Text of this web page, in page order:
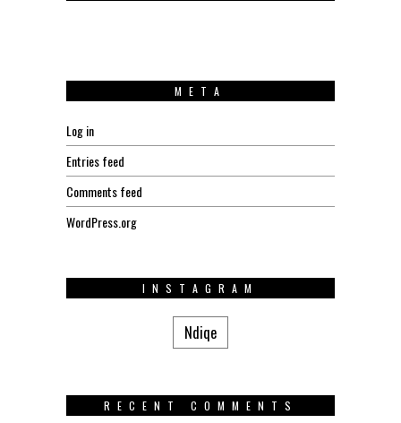
META
Log in
Entries feed
Comments feed
WordPress.org
INSTAGRAM
Ndiqe
RECENT COMMENTS